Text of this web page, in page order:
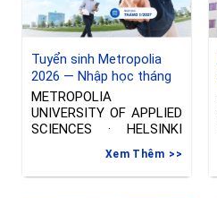
Tuyển sinh Metropolia
2026 — Nhập học tháng
01/2027 tại Phần Lan
METROPOLIA
UNIVERSITY OF APPLIED
SCIENCES · HELSINKI
Nhập học thángXem Thêm